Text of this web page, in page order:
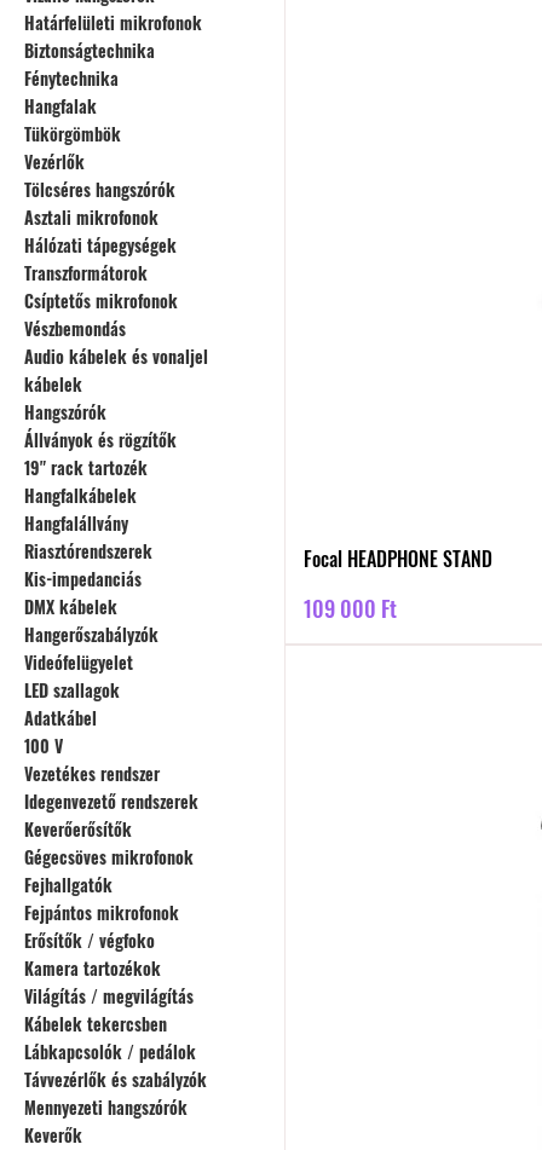
Határfelületi mikrofonok
Biztonságtechnika
Fénytechnika
Hangfalak
Tükörgömbök
Vezérlők
Tölcséres hangszórók
Asztali mikrofonok
Hálózati tápegységek
Transzformátorok
Csíptetős mikrofonok
Vészbemondás
Audio kábelek és vonaljel
kábelek
Hangszórók
Állványok és rögzítők
19" rack tartozék
Hangfalkábelek
Hangfalállvány
Riasztórendszerek
Kis-impedanciás
DMX kábelek
Hangerőszabályzók
Videófelügyelet
LED szallagok
Adatkábel
100 V
Vezetékes rendszer
Idegenvezető rendszerek
Keverőerősítők
Gégecsöves mikrofonok
Fejhallgatók
Fejpántos mikrofonok
Erősítők / végfoko
Kamera tartozékok
Világítás / megvilágítás
Kábelek tekercsben
Lábkapcsolók / pedálok
Távvezérlők és szabályzók
Mennyezeti hangszórók
Keverők
Focal HEADPHONE STAND
Ár
109 000 Ft